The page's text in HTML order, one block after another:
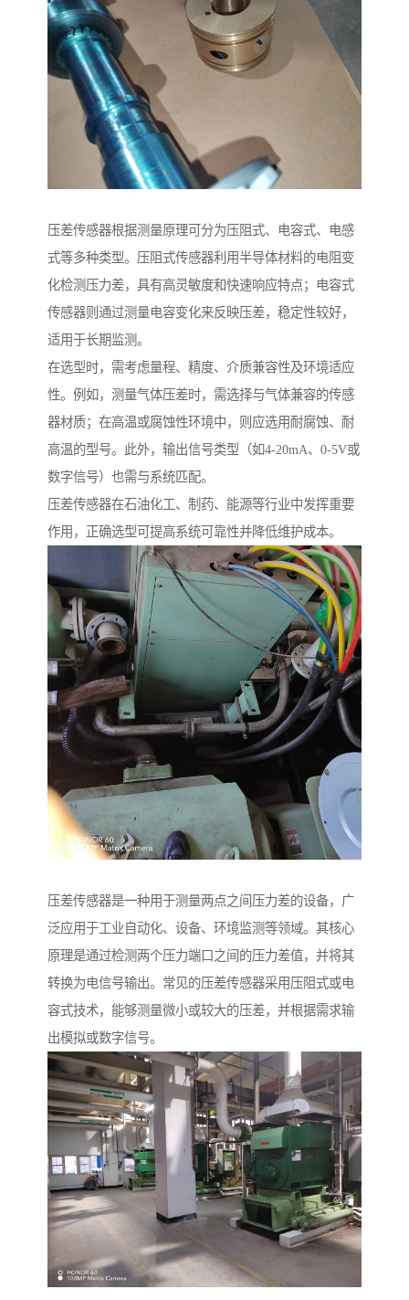
压差传感器根据测量原理可分为压阻式、电容式、电感
式等多种类型。压阻式传感器利用半导体材料的电阻变
化检测压力差，具有高灵敏度和快速响应特点；电容式
传感器则通过测量电容变化来反映压差，稳定性较好，
适用于长期监测。
在选型时，需考虑量程、精度、介质兼容性及环境适应
性。例如，测量气体压差时，需选择与气体兼容的传感
器材质；在高温或腐蚀性环境中，则应选用耐腐蚀、耐
高温的型号。此外，输出信号类型（如4-20mA、0-5V或
数字信号）也需与系统匹配。
压差传感器在石油化工、制药、能源等行业中发挥重要
作用，正确选型可提高系统可靠性并降低维护成本。
压差传感器是一种用于测量两点之间压力差的设备，广
泛应用于工业自动化、设备、环境监测等领域。其核心
原理是通过检测两个压力端口之间的压力差值，并将其
转换为电信号输出。常见的压差传感器采用压阻式或电
容式技术，能够测量微小或较大的压差，并根据需求输
出模拟或数字信号。